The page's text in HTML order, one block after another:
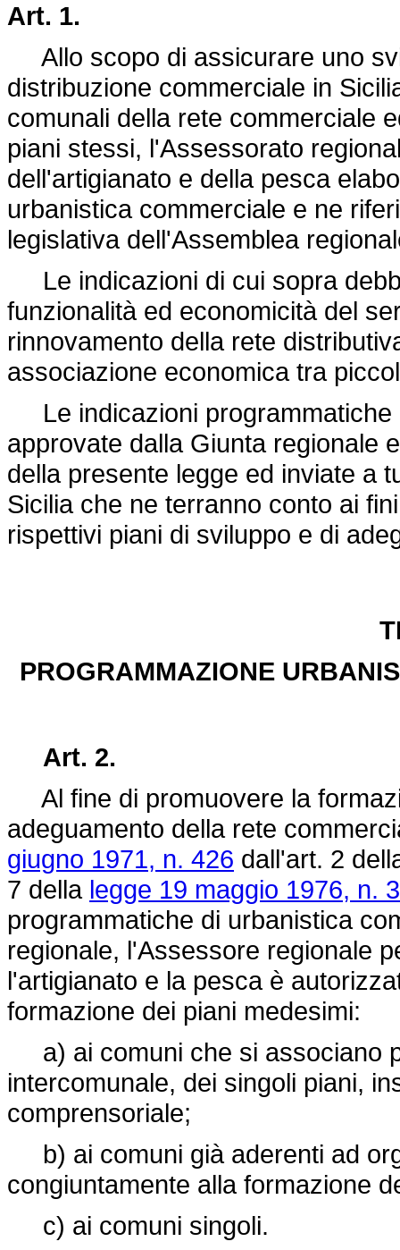
Art. 1.
Allo scopo di assicurare uno
distribuzione commerciale in
comunali della rete commerciale
piani stessi, l'Assessorato
dell'artigianato e della pesca
urbanistica commerciale e ne
legislativa dell'Assemblea
Le indicazioni di cui sopra
funzionalità ed economicità del
rinnovamento della rete
associazione economica tra
Le indicazioni programmatiche
approvate dalla Giunta regionale
della presente legge ed inviate a
Sicilia che ne terranno conto ai
rispettivi piani di sviluppo e di
PROGRAMMAZIONE
Art. 2.
Al fine di promuovere la
adeguamento della rete
giugno 1971, n. 426 dall'art. 2
7 della legge 19 maggio 1976, n.
programmatiche di urbanistica
regionale, l'Assessore regionale
l'artigianato e la pesca è
formazione dei piani medesimi:
a) ai comuni che si associano
intercomunale, dei singoli piani,
comprensoriale;
b) ai comuni già aderenti ad
congiuntamente alla formazione
c) ai comuni singoli.